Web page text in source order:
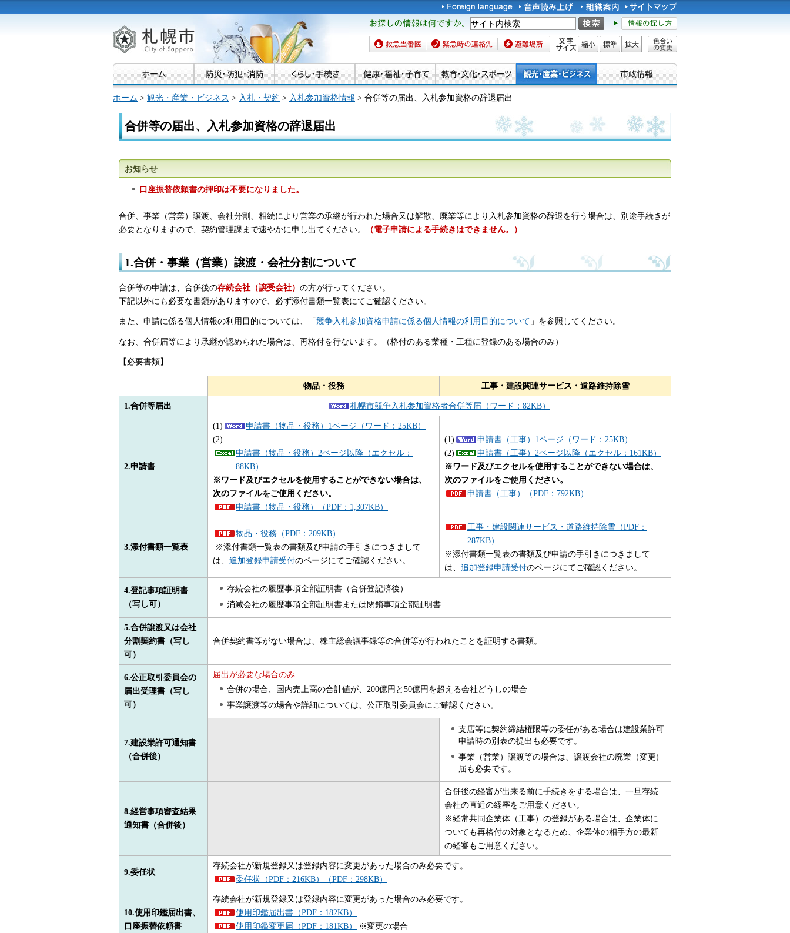
札幌市
お探しの情報は何です
か。
救急当番医 緊急時の連絡先 避難場所 文字サイズ
縮小 標準 拡大
色合い
ホーム > 観光・産業・ビジネス > 入札・契約 > 入札参加資格情報 > 合併等の届出、入札参加資格の辞退届出
合併等の届出、入札参加資格の辞退届出
お知らせ
口座振替依頼書の押印は不要になりました。
合併、事業（営業）譲渡、会社分割、相続により営業の承継が行われた場合又は解散、廃業等により入札参加資格の辞退を行う場合は、別途手続きが
必要となりますので、契約管理課まで速やかに申し出てください。
（電子申請による手続きはできません。）
1.合併・事業（営業）譲渡・会社分割について
合併等の申請は、合併後の存続会社（譲受会社） の方が行ってください。
下記以外にも必要な書類がありますので、必ず添付書類一覧表にてご確認ください。
また、申請に係る個人情報の利用目的については、「競争入札参加資格申請に係る個人情報の利用目的について 」を参照してください。
なお、合併届等により承継が認められた場合は、再格付を行ないます。（格付のある業種・工種に登録のある場合のみ）
【必要書類】
物品・役務 工事・ 建設関連サービス・ 道路維持除雪
1.合併等届出 札幌市競争入札参加資格者合併等届（ワード：82KB）
2.申請書
(1)
申請書（物品・役務）1ページ（ワード：25KB）
(2)
申請書（物品・役務）2ページ以降（エクセル：
88KB）
※ワード及びエクセルを使用することができない場合は、
次のファイルをご使用ください。
申請書（物品・役務）（PDF：1,307KB）
(1)
申請書（工事）1ページ（ワード：25KB）
(2)
申請書（工事）2ページ以降（エクセル：161KB）
※ワード及びエクセルを使用することができない場合は、
次のファイルをご使用ください。
申請書（工事）（PDF：792KB）
3.添付書類一覧表
物品・役務（PDF：209KB）
※添付書類一覧表の書類及び申請の手引きにつきまして
は、 追加登録申請受付のページにてご確認ください。
工事・建設関連サービス・道路維持除雪（PDF：
287KB）
※添付書類一覧表の書類及び申請の手引きにつきまして
は、 追加登録申請受付のページにてご確認ください。
4.登記事項証明書
（写し可）
存続会社の履歴事項全部証明書（合併登記済後）
消滅会社の履歴事項全部証明書または閉鎖事項全部証明書
5.合併譲渡又は会社
分割契約書（写し
可）
合併契約書等がない場合は、株主総会議事録等の合併等が行われたことを証明する書類。
6.公正取引委員会の
届出受理書（写し
可）
届出が必要な場合のみ
合併の場合、国内売上高の合計値が、200億円と50億円を超える会社どうしの場合
事業譲渡等の場合や詳細については、公正取引委員会にご確認ください。
7.建設業許可通知書
（合併後）
支店等に契約締結権限等の委任がある場合は建設業許可
申請時の別表の提出も必要です。
事業（営業）譲渡等の場合は、譲渡会社の廃業（変更)
届も必要です。
8.経営事項審査結果
通知書（合併後）
合併後の経審が出来る前に手続きをする場合は、一旦存続
会社の直近の経審をご用意ください。
※経常共同企業体（工事）の登録がある場合は、企業体に
ついても再格付の対象となるため、企業体の相手方の最新
の経審もご用意ください。
9.委任状
存続会社が新規登録又は登録内容に変更があった場合のみ必要です。
委任状（PDF：216KB）（PDF：298KB）
10.使用印鑑届出書、
口座振替依頼書
存続会社が新規登録又は登録内容に変更があった場合のみ必要です。
使用印鑑届出書（PDF：182KB）
使用印鑑変更届（PDF：181KB）
※変更の場合